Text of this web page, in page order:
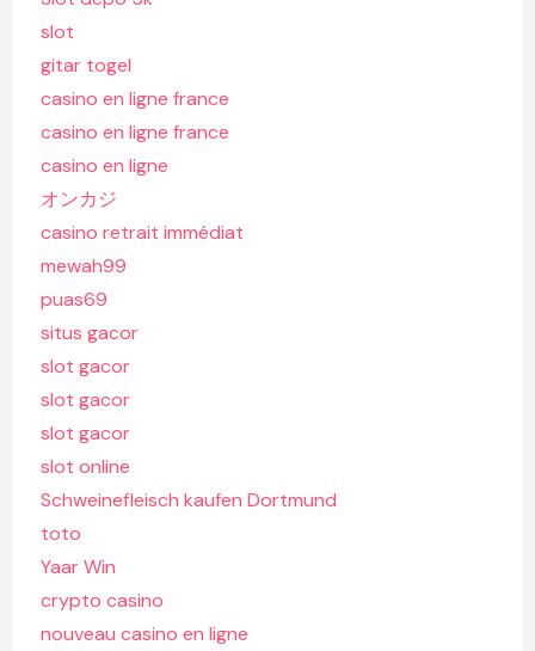
slot
gitar togel
casino en ligne france
casino en ligne france
casino en ligne
オンカジ
casino retrait immédiat
mewah99
puas69
situs gacor
slot gacor
slot gacor
slot gacor
slot online
Schweinefleisch kaufen Dortmund
toto
Yaar Win
crypto casino
nouveau casino en ligne